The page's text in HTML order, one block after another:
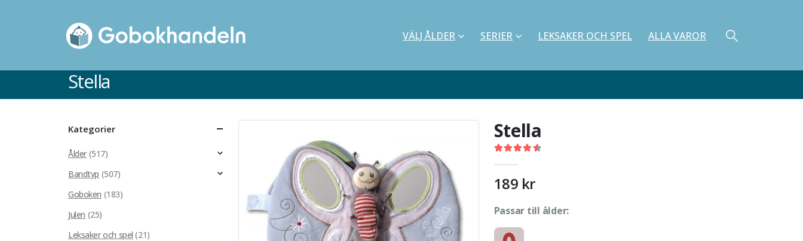
VÄLJ ÅLDER SERIER LEKSAKER OCH SPEL ALLA VAROR
Stella
Stella
189 kr
Passar till ålder:
Kategorier
Ålder (517)
Bandtyp (507)
Goboken (183)
Julen (25)
Leksaker och spel (21)